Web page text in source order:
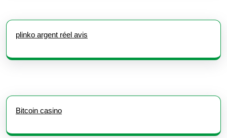
plinko argent réel avis
Bitcoin casino